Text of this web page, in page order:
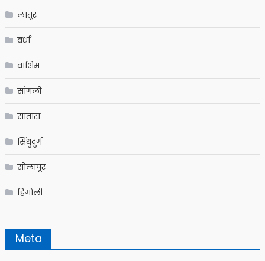
लातूर
वर्धा
वाशिम
सांगली
सातारा
सिंधुदुर्ग
सोलापूर
हिंगोली
Meta